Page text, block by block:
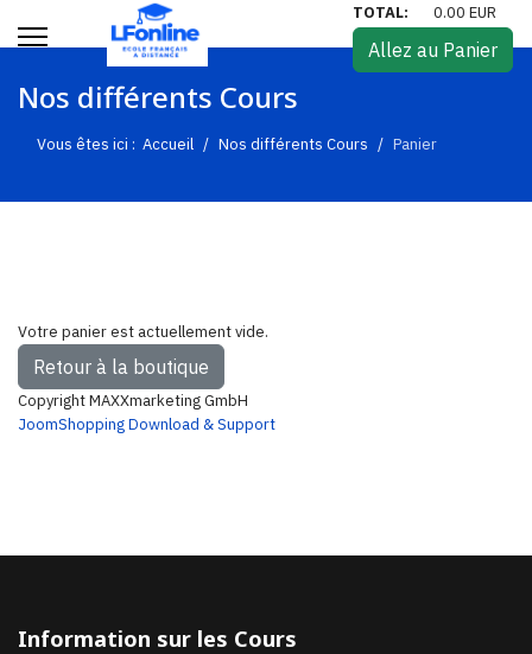
TOTAL: 0.00 EUR
Allez au Panier
Nos différents Cours
Vous êtes ici : Accueil Nos différents Cours Panier
Votre panier est actuellement vide.
Retour à la boutique
Copyright MAXXmarketing GmbH
JoomShopping Download & Support
Information sur les Cours